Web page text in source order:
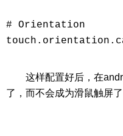
# Orientation
这样配置好后，在
了，而不会成为滑鼠触屏了